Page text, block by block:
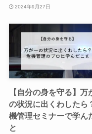
2024年9月27日
【自分の身を守る】万
の状況に出くわしたら
機管理セミナーで学ん
と